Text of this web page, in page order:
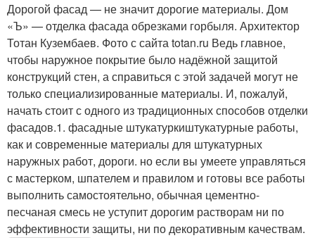
Дорогой фасад — не значит дорогие материалы. Дом
«Ъ» — отделка фасада обрезками горбыля. Архитектор
Тотан Кузембаев. Фото с сайта totan.ru Ведь главное,
чтобы наружное покрытие было надёжной защитой
конструкций стен, а справиться с этой задачей могут не
только специализированные материалы. И, пожалуй,
начать стоит с одного из традиционных способов отделки
фасадов.1. фасадные штукатуркиштукатурные работы,
как и современные материалы для штукатурных
наружных работ, дороги. но если вы умеете управляться
с мастерком, шпателем и правилом и готовы все работы
выполнить самостоятельно, обычная цементно-
песчаная смесь не уступит дорогим растворам ни по
эффективности защиты, ни по декоративным качествам.